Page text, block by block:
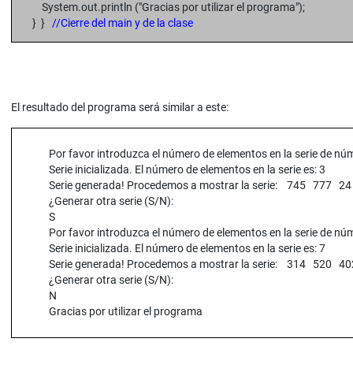
System.out.println ("Gracias por utilizar el programa");
} } //Cierre del main y de la clase
El resultado del programa será similar a este:
Por favor introduzca el número de elementos en la serie de
Serie inicializada. El número de elementos en la serie es: 3
Serie generada! Procedemos a mostrar la serie: 745 777 24
¿Generar otra serie (S/N):
S
Por favor introduzca el número de elementos en la serie de
Serie inicializada. El número de elementos en la serie es: 7
Serie generada! Procedemos a mostrar la serie: 314 520
¿Generar otra serie (S/N):
N
Gracias por utilizar el programa